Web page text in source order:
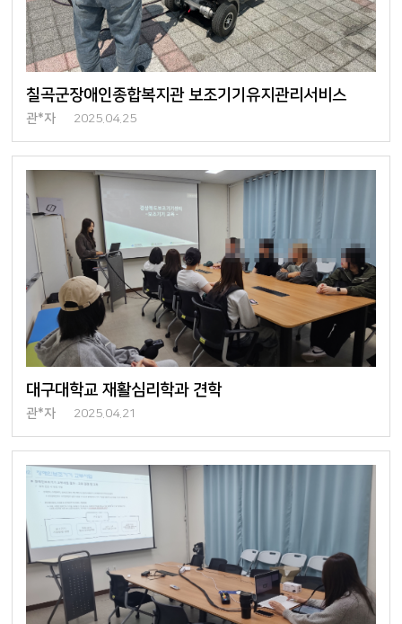
칠곡군장애인종합복지관 보조기기유지관리서비스
관*자 2025.04.25
대구대학교 재활심리학과 견학
관*자 2025.04.21